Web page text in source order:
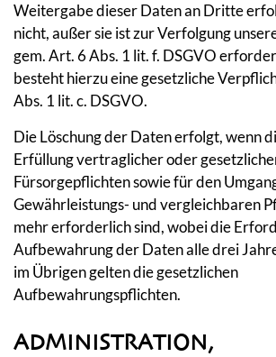
Weitergabe dieser Daten an Dritte
nicht, außer sie ist zur Verfolgung
gem. Art. 6 Abs. 1 lit. f. DSGVO
besteht hierzu eine gesetzliche
Abs. 1 lit. c. DSGVO.
Die Löschung der Daten erfolgt, wenn
Erfüllung vertraglicher oder
Fürsorgepflichten sowie für den
Gewährleistungs- und vergleichbaren
mehr erforderlich sind, wobei die
Aufbewahrung der Daten alle drei
im Übrigen gelten die gesetzlichen
Aufbewahrungspflichten.
ADMINISTRATION,